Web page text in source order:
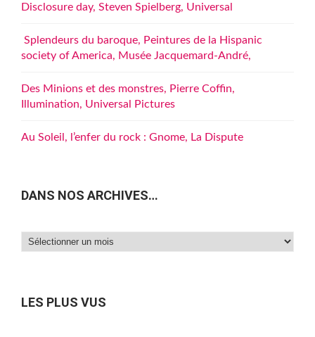
Disclosure day, Steven Spielberg, Universal
Splendeurs du baroque, Peintures de la Hispanic
society of America, Musée Jacquemard-André,
Des Minions et des monstres, Pierre Coffin,
Illumination, Universal Pictures
Au Soleil, l’enfer du rock : Gnome, La Dispute
DANS NOS ARCHIVES…
Dans
LES PLUS VUS